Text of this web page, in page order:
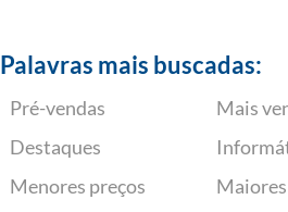
Palavras mais buscadas:
Pré-vendas
Destaques
Menores preços
Mais